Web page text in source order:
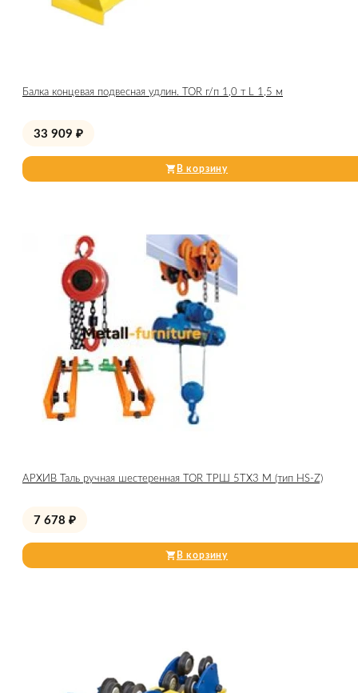
Балка концевая подвесная удлин. TOR г/п 1,0 т L 1,5 м
33 909 ₽
В корзину
АРХИВ Таль ручная шестеренная TOR ТРШ 5ТХ3 М (тип HS-Z)
7 678 ₽
В корзину